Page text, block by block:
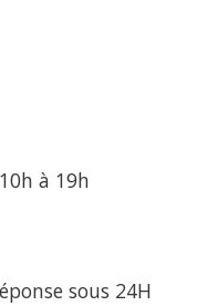
à 19h
sous 24H